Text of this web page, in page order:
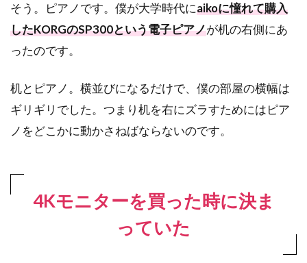
そう。ピアノです。僕が大学時代にaikoに憧れて購入
したKORGのSP300という電子ピアノが机の右側にあ
ったのです。
机とピアノ。横並びになるだけで、僕の部屋の横幅は
ギリギリでした。つまり机を右にズラすためにはピア
ノをどこかに動かさねばならないのです。
4Kモニターを買った時に決ま
っていた